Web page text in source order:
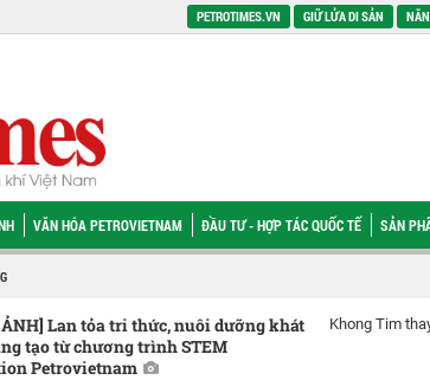
PETROTIMES.VN GIỮ LỬA DI SẢN
VĂN HÓA PETROVIETNAM ĐẦU TƯ - HỢP TÁC QUỐC TẾ SẢN
Lan tỏa tri thức, nuôi dưỡng khát
tạo từ chương trình STEM
Petrovietnam
Khong Tim